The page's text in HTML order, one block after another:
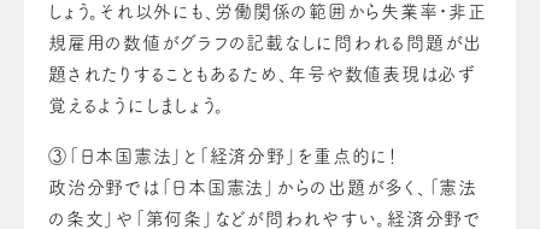
しょう。それ以外にも、労働関係の範囲から失業率・非正
規雇用の数値がグラフの記載なしに問われる問題が出
題されたりすることもあるため、年号や数値表現は必ず
覚えるようにしましょう。
③ 「日本国憲法」と「経済分野」を重点的に！
政治分野では「日本国憲法」からの出題が多く、「憲法
の条文」や「第何条」などが問われやすい。経済分野で